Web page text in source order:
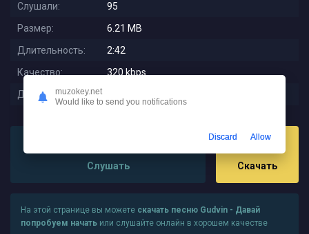
Слушали:
95
Размер:
6.21 MB
Длительность:
2:42
Качество:
320 kbps
Дата релиза:
Слушать Скачать
На этой странице вы можете скачать песню Gudvin - Давай
попробуем начать или слушайте онлайн в хорошем качестве
muzokey.net
Would like to send you notifications
Discard Allow